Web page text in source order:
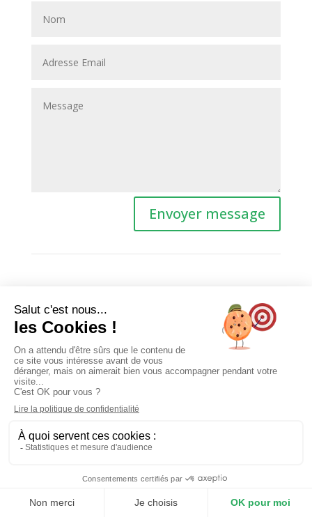
Envoyer message
J’accepte que mes coordonnées soient réquisitionnées
par le site chrisruelle.Com dans le cadre desCGV et de
la protection des données personnelles
J'accepte les conditions générales